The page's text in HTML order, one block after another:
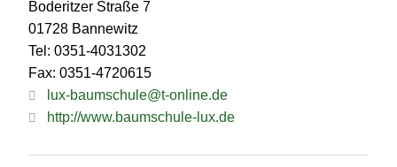
Boderitzer Straße 7
01728 Bannewitz
Tel: 0351-4031302
Fax: 0351-4720615
lux-baumschule@t-online.de
http://www.baumschule-lux.de